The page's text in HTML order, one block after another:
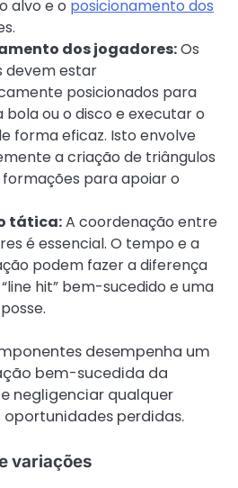
alvo e o posicionamento dos
dos jogadores:Os
devem estar
posicionados para
bola ou o disco e executar o
forma eficaz. Isto envolve
a criação de triângulos
para apoiar o
tática:A coordenação entre
é essencial. O tempo e a
podem fazer a diferença
hit” bem-sucedido e uma
desempenha um
bem-sucedida da
negligenciar qualquer
perdidas.
variações